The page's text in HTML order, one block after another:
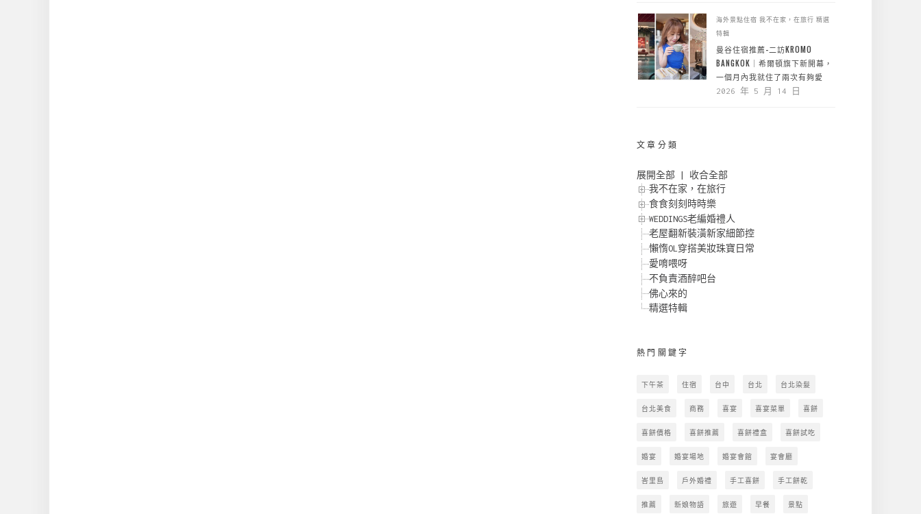
海外景點住宿 我不在家，在旅行 精選
特輯
曼谷住宿推薦-二訪KROMO
BANGKOK｜希爾頓旗下新開幕，
一個月內我就住了兩次有夠愛
2026 年 5 月 14 日
文章分類
展開全部
收合全部
我不在家，在旅行
食食刻刻時時樂
WEDDINGS老編婚禮人
老屋翻新裝潢新家細節控
懶惰OL穿搭美妝珠寶日常
愛唷喂呀
不負責酒醉吧台
佛心來的
精選特輯
熱門關鍵字
下午茶 住宿 台中 台北 台北染髮
台北美食 商務 喜宴 喜宴菜單 喜餅
喜餅價格 喜餅推薦 喜餅禮盒 喜餅試吃
婚宴 婚宴場地 婚宴會館 宴會廳
峇里島 戶外婚禮 手工喜餅 手工餅乾
推薦 新娘物語 旅遊 早餐 景點